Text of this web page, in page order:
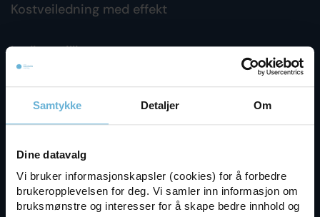
Samtykke Detaljer Om
Dine datavalg
Vi bruker informasjonskapsler (cookies) for å forbedre
brukeropplevelsen for deg. Vi samler inn informasjon om
bruksmønstre og interesser for å skape bedre innhold og
Kostveiledning med effekt
Ledige stillinger
Artikler
Kontakt oss